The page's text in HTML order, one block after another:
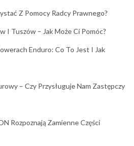
Z Pomocy Radcy Prawnego?
I Tuszów – Jak Może Ci Pomóc?
Enduro: Co To Jest I Jak
– Czy Przysługuje Nam Zastępczy
Rozpoznają Zamienne Części